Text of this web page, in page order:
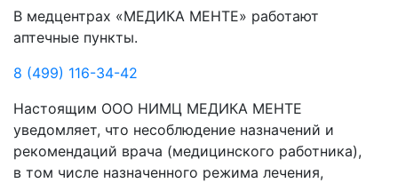
В медцентрах «МЕДИКА МЕНТЕ» работают
аптечные пункты.
8 (499) 116-34-42
Настоящим ООО НИМЦ МЕДИКА МЕНТЕ
уведомляет, что несоблюдение назначений и
рекомендаций врача (медицинского работника),
в том числе назначенного режима лечения,